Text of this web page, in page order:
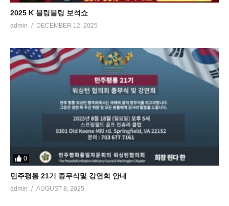
2025 K 블링블링 보석쇼
admin DECEMBER 12, 2025
0
민주평통 21기 종무식및 강연회 안내
admin AUGUST 8, 2025